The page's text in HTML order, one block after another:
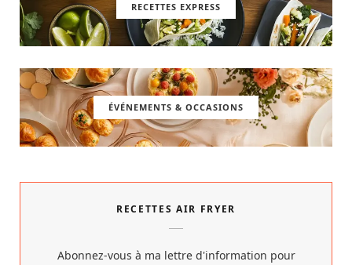
RECETTES EXPRESS
ÉVÉNEMENTS & OCCASIONS
RECETTES AIR FRYER
Abonnez-vous à ma lettre d'information pour